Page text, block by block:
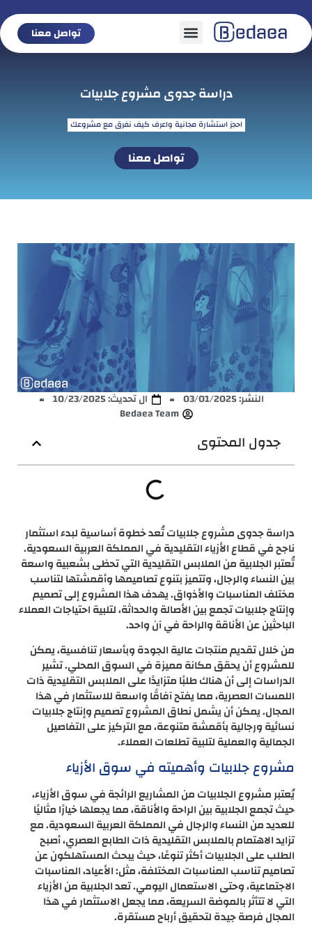
تواصل معنا
دراسة جدوى مشروع جلابيات
احجز استشارة مجانية واعرف كيف نفرق مع مشروعك
تواصل معنا
النشر:03/01/2025
ال تحديث: 10/23/2025
Bedaea Team
جدول المحتوى
دراسة جدوى مشروع جلابيات تُعد خطوة أساسية لبدء استثمار
ناجح في قطاع الأزياء التقليدية في المملكة العربية السعودية.
تُعتبر الجلابية من الملابس التقليدية التي تحظى بشعبية واسعة
بين النساء والرجال، وتتميز بتنوع تصاميمها وأقمشتها لتناسب
مختلف المناسبات والأذواق. يهدف هذا المشروع إلى تصميم
وإنتاج جلابيات تجمع بين الأصالة والحداثة، لتلبية احتياجات العملاء
الباحثين عن الأناقة والراحة في آن واحد.
من خلال تقديم منتجات عالية الجودة وبأسعار تنافسية، يمكن
للمشروع أن يحقق مكانة مميزة في السوق المحلي. تشير
الدراسات إلى أن هناك طلبًا متزايدًا على الملابس التقليدية ذات
اللمسات العصرية، مما يفتح آفاقًا واسعة للاستثمار في هذا
المجال. يمكن أن يشمل نطاق المشروع تصميم وإنتاج جلابيات
نسائية ورجالية بأقمشة متنوعة، مع التركيز على التفاصيل
الجمالية والعملية لتلبية تطلعات العملاء.
مشروع جلابيات وأهميته في سوق الأزياء
يُعتبر مشروع الجلابيات من المشاريع الرائجة في سوق الأزياء،
حيث تجمع الجلابية بين الراحة والأناقة، مما يجعلها خيارًا مثاليًا
للعديد من النساء والرجال في المملكة العربية السعودية. مع
تزايد الاهتمام بالملابس التقليدية ذات الطابع العصري، أصبح
الطلب على الجلابيات أكثر تنوعًا، حيث يبحث المستهلكون عن
تصاميم تناسب المناسبات المختلفة، مثل: الأعياد، المناسبات
الاجتماعية، وحتى الاستعمال اليومي. تعد الجلابية من الأزياء
التي لا تتأثر بالموضة السريعة، مما يجعل الاستثمار في هذا
المجال فرصة جيدة لتحقيق أرباح مستقرة.